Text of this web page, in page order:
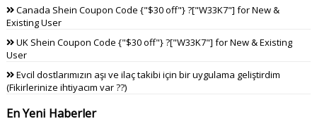
Canada Shein Coupon Code {"$30 off"} ?["W33K7"] for New &
Existing User
UK Shein Coupon Code {"$30 off"} ?["W33K7"] for New & Existing
User
Evcil dostlarımızın aşı ve ilaç takibi için bir uygulama geliştirdim
(Fikirlerinize ihtiyacım var ??)
En Yeni Haberler